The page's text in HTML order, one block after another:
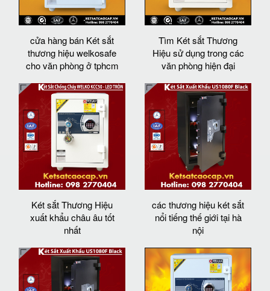
cửa hàng bán Két sắt
thương hiệu welkosafe
cho văn phòng ở tphcm
Tìm Két sắt Thương
Hiệu sử dụng trong các
văn phòng hiện đại
Két sắt Thương Hiệu
xuất khẩu châu âu tốt
nhất
các thương hiệu két sắt
nổi tiếng thế giới tại hà
nội